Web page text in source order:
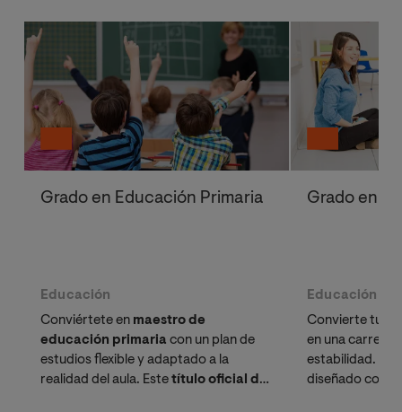
Grado en Educación Primaria
Educación
Conviértete en maestro de
educación primaria con un plan de
estudios flexible y adaptado a la
realidad del aula. Estetítulo oficial de
Grado en
Educación
Convierte tu
en una carrera
estabilidad.
diseñado